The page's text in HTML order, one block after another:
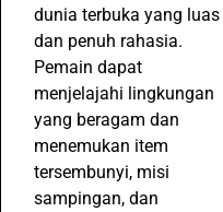
dunia terbuka yang luas
dan penuh rahasia.
Pemain dapat
menjelajahi lingkungan
yang beragam dan
menemukan item
tersembunyi, misi
sampingan, dan